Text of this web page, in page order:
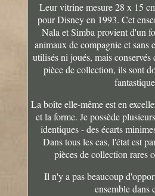
Leur vitrine mesure 28 x 15
pour Disney en 1993. Cet
Nala et Simba provient d'un
animaux de compagnie et sans
utilisés ni joués, mais
pièce de collection, ils sont
La boîte elle-même est en
et la forme. Je possède
identiques - des écarts
Dans tous les cas, l'état est
pièces de collection rares
Il n'y a pas beaucoup
ensemble dans